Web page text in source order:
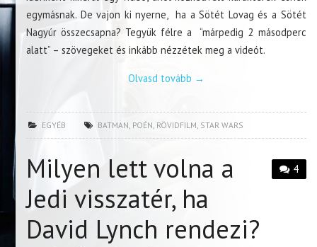
egymásnak. De vajon ki nyerne, ha a Sötét Lovag és a Sötét
Nagyúr összecsapna? Tegyük félre a “márpedig 2 másodperc
alatt” – szövegeket és inkább nézzétek meg a videót.
Olvasd tovább →
EGYÉB BATMAN, POÉN, RÖVIDFILM, STAR WARS
4
Milyen lett volna a
Jedi visszatér, ha
David Lynch rendezi?